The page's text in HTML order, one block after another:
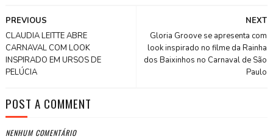
NEXT
Gloria Groove se apresenta com
look inspirado no filme da Rainha
dos Baixinhos no Carnaval de São
Paulo
PREVIOUS
CLAUDIA LEITTE ABRE
CARNAVAL COM LOOK
INSPIRADO EM URSOS DE
PELÚCIA
POST A COMMENT
NENHUM COMENTÁRIO